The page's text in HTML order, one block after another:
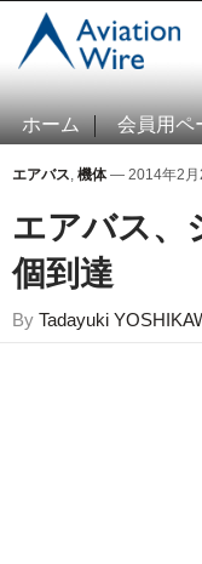
ホーム 会員用ペ
エアバス, 機体— 2014年2月
エアバス、
個到達
By Tadayuki